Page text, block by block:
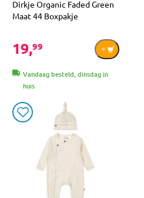
Dirkje Organic Faded Green
Maat 44 Boxpakje
19,99
Vandaag besteld, dinsdag in
huis